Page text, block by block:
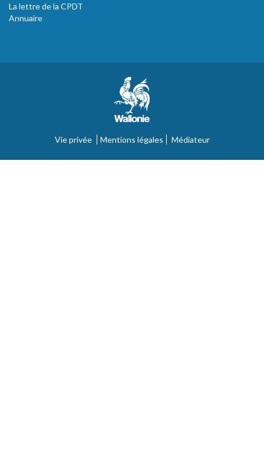
La lettre de la CPDT
Annuaire
Vie privée Mentions légales Médiateur